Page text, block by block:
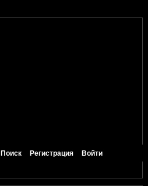
Поиск Регистрация Войти